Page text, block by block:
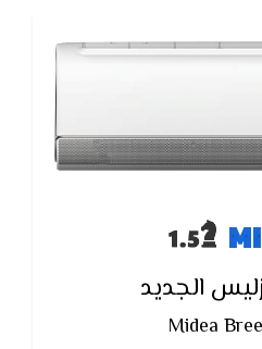
الجديد
Midea